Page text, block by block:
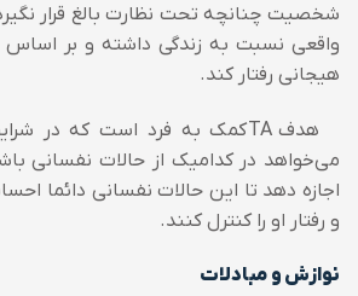
شخصیت چنانچه تحت نظارت بالغ قرار
واقعی نسبت به زندگی داشته و بر
هیجانی رفتار کند.
هدف TAکمک به فرد است که در
می‌خواهد در کدامیک از حالات نفسانی
اجازه دهد تا این حالات نفسانی دائما
و رفتار او را کنترل کنند.
نوازش و مبادلات